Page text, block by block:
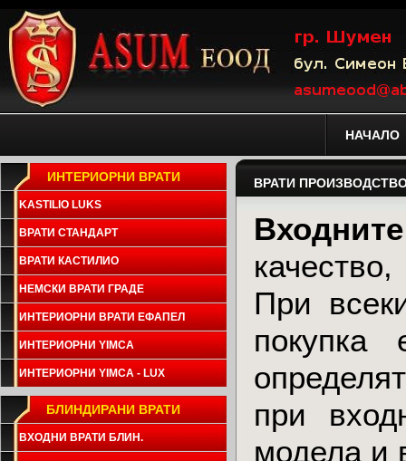
НАЧАЛО
ИНТЕРИОРНИ ВРАТИ
KASTILIO LUKS
ВРАТИ СТАНДАРТ
ВРАТИ КАСТИЛИО
НЕМСКИ ВРАТИ ГРАДЕ
ИНТЕРИОРНИ ВРАТИ ЕФАПЕЛ
ИНТЕРИОРНИ YIMCA
ИНТЕРИОРНИ YIMCA - LUX
БЛИНДИРАНИ ВРАТИ
ВХОДНИ ВРАТИ БЛИН.
ВРАТИ
При
при
модела и